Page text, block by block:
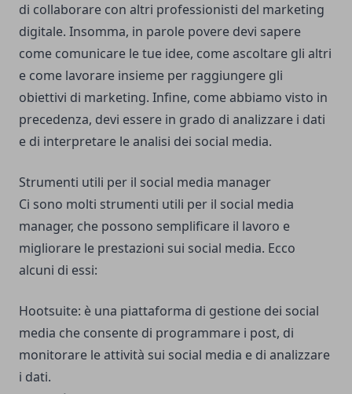
di collaborare con altri professionisti del marketing
digitale. Insomma, in parole povere devi sapere
come comunicare le tue idee, come ascoltare gli altri
e come lavorare insieme per raggiungere gli
obiettivi di marketing. Infine, come abbiamo visto in
precedenza, devi essere in grado di analizzare i dati
e di interpretare le analisi dei social media.
Strumenti utili per il social media manager
Ci sono molti strumenti utili per il social media
manager, che possono semplificare il lavoro e
migliorare le prestazioni sui social media. Ecco
alcuni di essi:
Hootsuite: è una piattaforma di gestione dei social
media che consente di programmare i post, di
monitorare le attività sui social media e di analizzare
i dati.